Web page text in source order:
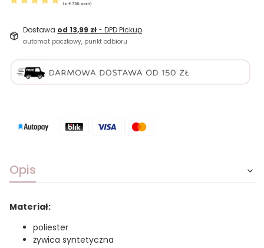
Dostawa od 13,99 zł- DPD Pickup
automat paczkowy, punkt odbioru
Opis
Materiał:
poliester
żywica syntetyczna